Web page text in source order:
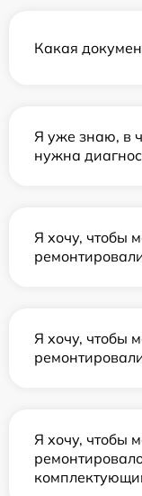
Какая
Я уже знаю, в
нужна
Я хочу, чтобы
Я хочу, чтобы
Я хочу, чтобы